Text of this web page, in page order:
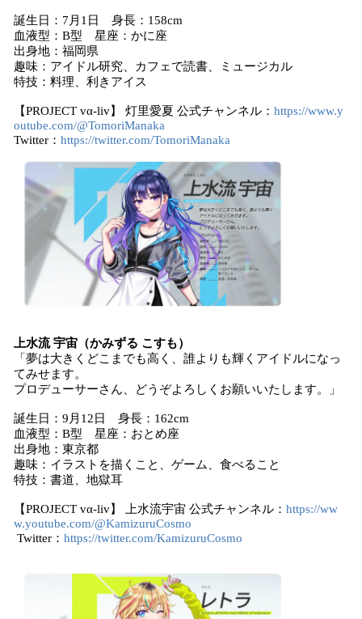
誕生日：7月1日 身長：158cm
血液型：B型 星座：かに座
出身地：福岡県
趣味：アイドル研究、カフェで読書、ミュージカル
特技：料理、利きアイス
【PROJECT vα-liv】 灯里愛夏 公式チャンネル： https://www.y
outube.com/@TomoriManaka
Twitter： https://twitter.com/TomoriManaka
上水流 宇宙（かみずる こすも）
「夢は大きくどこまでも高く、誰よりも輝くアイドルになっ
てみせます。
プロデューサーさん、どうぞよろしくお願いいたします。」
誕生日：9月12日 身長：162cm
血液型：B型 星座：おとめ座
出身地：東京都
趣味：イラストを描くこと、ゲーム、食べること
特技：書道、地獄耳
【PROJECT vα-liv】 上水流宇宙 公式チャンネル： https://ww
w.youtube.com/@KamizuruCosmo
Twitter： https://twitter.com/KamizuruCosmo